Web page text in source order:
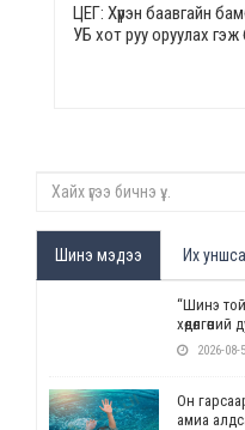
ЦЕГ: Хүрэн баавгайн
УБ хот руу оруулах
Шинэ мэдээ Их
“Шинэ
2026-08-5
Он
амиа